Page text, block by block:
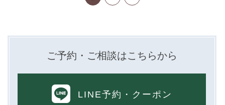
ご予約・ご相談はこちらから
LINE予約 ・クーポン